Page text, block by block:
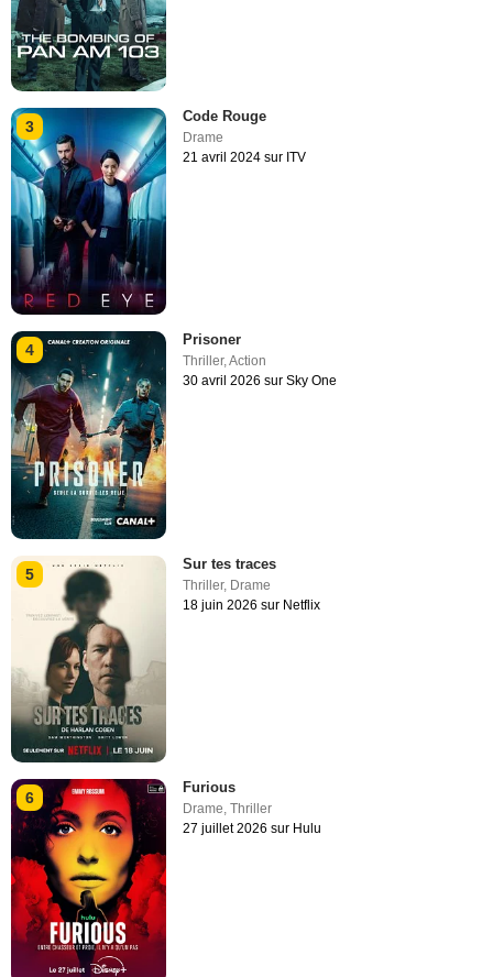
3
Code Rouge
Drame
21 avril 2024 sur ITV
4
Prisoner
Thriller,Action
30 avril 2026 sur Sky One
5
Sur tes traces
Thriller, Drame
18 juin 2026 sur Netflix
6
Furious
Drame,Thriller
27 juillet 2026 sur Hulu